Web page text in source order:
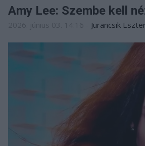
Amy Lee: Szembe kell
Jurancsik Eszter